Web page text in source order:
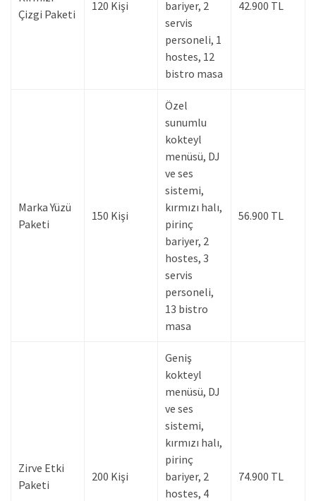
Çizgi Paketi
120 Kişi
bariyer, 2
servis
personeli, 1
hostes, 12
bistro masa
42.900 TL
Marka Yüzü
Paketi
150 Kişi
Özel
sunumlu
kokteyl
menüsü, DJ
ve ses
sistemi,
kırmızı halı,
pirinç
bariyer, 2
hostes, 3
servis
personeli,
13 bistro
masa
56.900 TL
Zirve Etki
Paketi
200 Kişi
Geniş
kokteyl
menüsü, DJ
ve ses
sistemi,
kırmızı halı,
pirinç
bariyer, 2
hostes, 4
74.900 TL